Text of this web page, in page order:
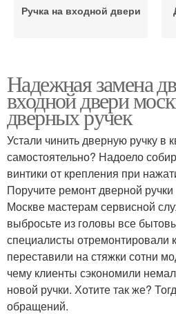
Ручка на входной двери
Железная дверь
Надежная замена
входной двери
дверных ручек
Устали чинить дверную ручку в
самостоятельно? Надоело
винтики от крепления при
Поручите ремонт дверной
Москве мастерам сервисной
выбросьте из головы все
специалисты отремонтировали
переставили на стяжки сотни
чему клиенты сэкономили
новой ручки. Хотите так же?
обращений.